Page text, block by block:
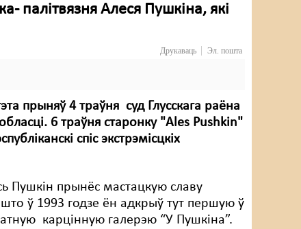
палітвязня Алеся Пушкіна, які
Друкаваць Эл. пошта
прыняў 4 траўня суд Глусскага раёна
6 траўня старонку "Ales Pushkin"
спіс экстрэмісцкіх
Пушкін прынёс мастацкую славу
ў 1993 годзе ён адкрыў тут першую ў
карцінную галерэю “У Пушкіна”.